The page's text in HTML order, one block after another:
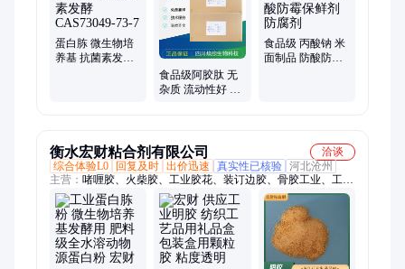
钠、明胶、温轮胶、阿斯巴甜、低聚果糖、低聚木糖、结晶果
糖、菊粉、纽甜
蛋白胨 微生物培
养基 抗菌素发酵
食品级阿胶肽 无
杂质 流动性好 食
食品级 丙酸钠 米
面制品 防酸防霉
衡水宏财粘合剂有限公司
洽谈
综合体验L0
回复及时 出价迅速 真实性已核验 河北沧州
主营： 啫喱胶、火柴胶、工业胶花、装订边胶、骨胶工业、工业
片状胶、颗粒胶、工业纱布胶、抛光工艺明胶、冶炼工业明胶、
果冻胶、工业明胶、工业蛋白粉、牛胶片、牛骨胶